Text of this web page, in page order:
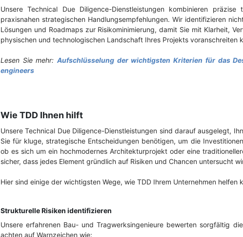
Unsere Technical Due Diligence-Dienstleistungen kombinieren
praxisnahen strategischen Handlungsempfehlungen. Wir identifizieren
Lösungen und Roadmaps zur Risikominimierung, damit Sie mit Klarheit,
physischen und technologischen Landschaft Ihres Projekts voranschreiten
Lesen Sie mehr:Aufschlüsselung der wichtigsten Kriterien für das
engineers
Wie TDD Ihnen hilft
Unsere Technical Due Diligence-Dienstleistungen sind darauf ausgelegt,
Sie für kluge, strategische Entscheidungen benötigen, um die
ob es sich um ein hochmodernes Architekturprojekt oder eine
sicher, dass jedes Element gründlich auf Risiken und Chancen untersucht
Hier sind einige der wichtigsten Wege, wie TDD Ihrem Unternehmen helfen
Strukturelle Risiken identifizieren
Unsere erfahrenen Bau- und Tragwerksingenieure bewerten sorgfältig
achten auf Warnzeichen wie: